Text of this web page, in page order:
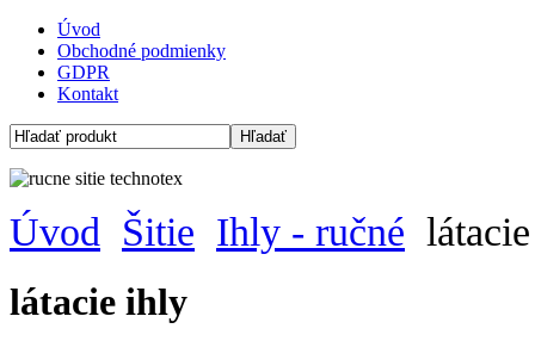
Úvod
Obchodné podmienky
GDPR
Kontakt
Úvod Šitie Ihly - ručné
látacie ihly